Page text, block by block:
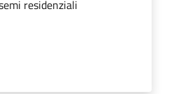
residenziali